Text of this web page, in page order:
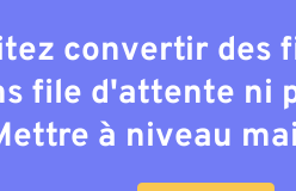
convertir des
file d'attente ni
à niveau